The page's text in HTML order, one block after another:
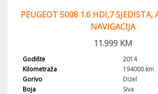
PEUGEOT 5008 1.6 HDI,7
NAVIGACIJA
11.999KM
Godište
2014
Kilometraža
194000 km
Gorivo
Dizel
Boja
Siva